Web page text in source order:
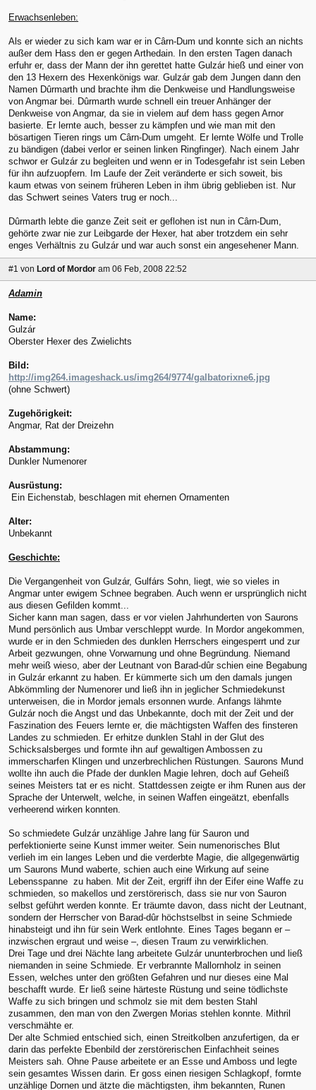
Erwachsenleben:
Als er wieder zu sich kam war er in Cârn-Dum und konnte sich an nichts
außer dem Hass den er gegen Arthedain. In den ersten Tagen danach
erfuhr er, dass der Mann der ihn gerettet hatte Gulzár hieß und einer von
den 13 Hexern des Hexenkönigs war. Gulzár gab dem Jungen dann den
Namen Dûrmarth und brachte ihm die Denkweise und Handlungsweise
von Angmar bei. Dûrmarth wurde schnell ein treuer Anhänger der
Denkweise von Angmar, da sie in vielem auf dem hass gegen Arnor
basierte. Er lernte auch, besser zu kämpfen und wie man mit den
bösartigen Tieren rings um Cârn-Dum umgeht. Er lernte Wölfe und Trolle
zu bändigen (dabei verlor er seinen linken Ringfinger). Nach einem Jahr
schwor er Gulzár zu begleiten und wenn er in Todesgefahr ist sein Leben
für ihn aufzuopfern. Im Laufe der Zeit veränderte er sich soweit, bis
kaum etwas von seinem früheren Leben in ihm übrig geblieben ist. Nur
das Schwert seines Vaters trug er noch...
Dûrmarth lebte die ganze Zeit seit er geflohen ist nun in Cârn-Dum,
gehörte zwar nie zur Leibgarde der Hexer, hat aber trotzdem ein sehr
enges Verhältnis zu Gulzár und war auch sonst ein angesehener Mann.
#1 von Lord of Mordor am 06 Feb, 2008 22:52
Adamin
Name:
Gulzár
Oberster Hexer des Zwielichts
Bild:
http://img264.imageshack.us/img264/9774/galbatorixne6.jpg
(ohne Schwert)
Zugehörigkeit:
Angmar, Rat der Dreizehn
Abstammung:
Dunkler Numenorer
Ausrüstung:
Ein Eichenstab, beschlagen mit ehernen Ornamenten
Alter:
Unbekannt
Geschichte:
Die Vergangenheit von Gulzár, Gulfárs Sohn, liegt, wie so vieles in
Angmar unter ewigem Schnee begraben. Auch wenn er ursprünglich nicht
aus diesen Gefilden kommt...
Sicher kann man sagen, dass er vor vielen Jahrhunderten von Saurons
Mund persönlich aus Umbar verschleppt wurde. In Mordor angekommen,
wurde er in den Schmieden des dunklen Herrschers eingesperrt und zur
Arbeit gezwungen, ohne Vorwarnung und ohne Begründung. Niemand
mehr weiß wieso, aber der Leutnant von Barad-dûr schien eine Begabung
in Gulzár erkannt zu haben. Er kümmerte sich um den damals jungen
Abkömmling der Numenorer und ließ ihn in jeglicher Schmiedekunst
unterweisen, die in Mordor jemals ersonnen wurde. Anfangs lähmte
Gulzár noch die Angst und das Unbekannte, doch mit der Zeit und der
Faszination des Feuers lernte er, die mächtigsten Waffen des finsteren
Landes zu schmieden. Er erhitze dunklen Stahl in der Glut des
Schicksalsberges und formte ihn auf gewaltigen Ambossen zu
immerscharfen Klingen und unzerbrechlichen Rüstungen. Saurons Mund
wollte ihn auch die Pfade der dunklen Magie lehren, doch auf Geheiß
seines Meisters tat er es nicht. Stattdessen zeigte er ihm Runen aus der
Sprache der Unterwelt, welche, in seinen Waffen eingeätzt, ebenfalls
verheerend wirken konnten.
So schmiedete Gulzár unzählige Jahre lang für Sauron und
perfektionierte seine Kunst immer weiter. Sein numenorisches Blut
verlieh im ein langes Leben und die verderbte Magie, die allgegenwärtig
um Saurons Mund waberte, schien auch eine Wirkung auf seine
Lebensspanne zu haben. Mit der Zeit, ergriff ihn der Eifer eine Waffe zu
schmieden, so makellos und zerstörerisch, dass sie nur von Sauron
selbst geführt werden konnte. Er träumte davon, dass nicht der Leutnant,
sondern der Herrscher von Barad-dûr höchstselbst in seine Schmiede
hinabsteigt und ihn für sein Werk entlohnte. Eines Tages begann er –
inzwischen ergraut und weise –, diesen Traum zu verwirklichen.
Drei Tage und drei Nächte lang arbeitete Gulzár ununterbrochen und ließ
niemanden in seine Schmiede. Er verbrannte Mallornholz in seinen
Essen, welches unter den größten Gefahren und nur dieses eine Mal
beschafft wurde. Er ließ seine härteste Rüstung und seine tödlichste
Waffe zu sich bringen und schmolz sie mit dem besten Stahl
zusammen, den man von den Zwergen Morias stehlen konnte. Mithril
verschmähte er.
Der alte Schmied entschied sich, einen Streitkolben anzufertigen, da er
darin das perfekte Ebenbild der zerstörerischen Einfachheit seines
Meisters sah. Ohne Pause arbeitete er an Esse und Amboss und legte
sein gesamtes Wissen darin. Er goss einen riesigen Schlagkopf, formte
unzählige Dornen und ätzte die mächtigsten, ihm bekannten, Runen